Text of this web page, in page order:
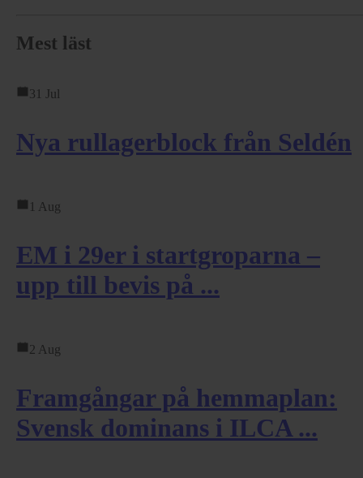
Mest läst
31 Jul
Nya rullagerblock från Seldén
1 Aug
EM i 29er i startgroparna –
upp till bevis på ...
2 Aug
Framgångar på hemmaplan:
Svensk dominans i ILCA ...